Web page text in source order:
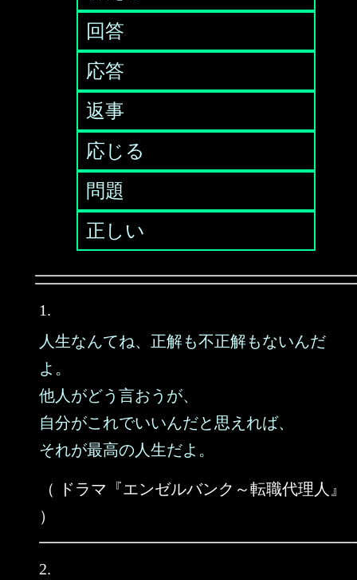
回答
応答
返事
応じる
問題
正しい
1.
人生なんてね、正解も不正解もないんだ
よ。
他人がどう言おうが、
自分がこれでいいんだと思えれば、
それが最高の人生だよ。
（ ドラマ『エンゼルバンク～転職代理人』
）
2.